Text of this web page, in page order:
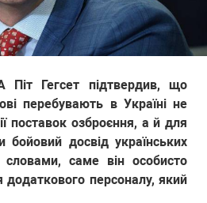
Піт Гегсет підтвердив, що
перебувають в Україні не
поставок озброєння, а й для
досвід українських
словами, саме він особисто
додаткового персоналу, який